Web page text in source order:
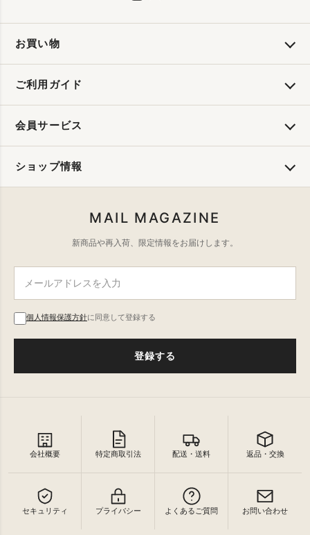
お買い物
ご利用ガイド
会員サービス
ショップ情報
MAIL MAGAZINE
新商品や再入荷、限定情報をお届けします。
個人情報保護方針に同意して登録する
登録する
会社概要 特定商取引法 配送・送料 返品・交換
セキュリティ プライバシー よくあるご質問 お問い合わせ